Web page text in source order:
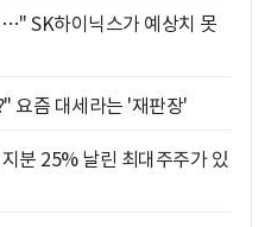
SK하이닉스가 예상치 못
요즘 대세라는 '재판장'
분 25% 날린 최대주주가 있